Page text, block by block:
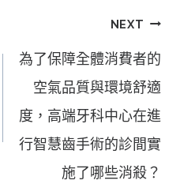
NEXT
為了保障全體消費者的
空氣品質與環境舒適
度，高端牙科中心在進
行智慧齒手術的診間實
施了哪些消殺？